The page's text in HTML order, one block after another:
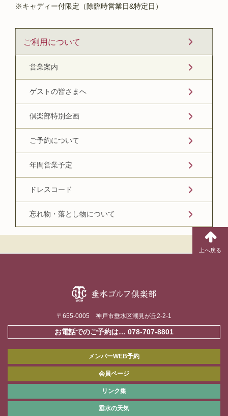
※キャディー付限定（除臨時営業日&特定日）
ご利用について
営業案内
ゲストの皆さまへ
倶楽部特別企画
ご予約について
年間営業予定
ドレスコード
忘れ物・落とし物について
〒655-0005 神戸市垂水区潮見が丘2-2-1
お電話でのご予約は… 078-707-8801
メンバーWEB予約
会員ページ
リンク集
垂水の天気